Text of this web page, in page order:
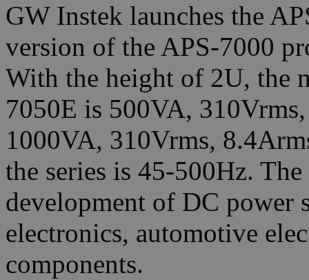
GW Instek launches the
version of the APS-7000
With the height of 2U, the
7050E is 500VA,
1000VA, 310Vrms,
the series is 45-500Hz.
development of DC power
electronics, automotive
components.